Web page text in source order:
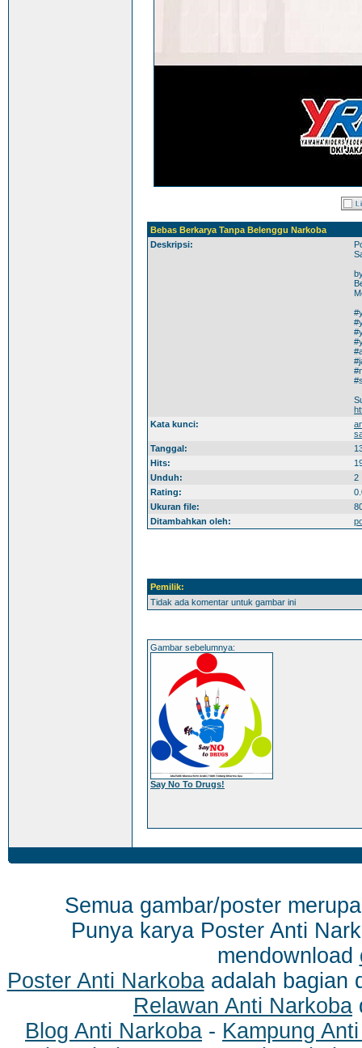
Bebas Berkarya Tanpa Belenggu Narkoba
Deskripsi:
Kata kunci:
Tanggal:
Hits:
Unduh:
2
Rating:
Ukuran file:
Ditambahkan oleh:
Pemilik:
Tidak ada komentar untuk gambar ini
Gambar sebelumnya:
Say No To Drugs!
Semua gambar/poster
Punya karya Poster Anti
mendownload
Poster Anti Narkobaadalah bagian
Relawan Anti Narkoba
Blog Anti Narkoba - Kampung